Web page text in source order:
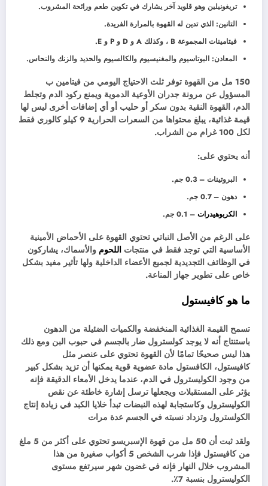
تريغونيلين وهو قلويد آخر يشارك في تكوين طعم ورائحة المشروب.
التانين: الذي تدين له القهوة بالمرارة الفريدة.
فيتامينات المجموعة B ، وكذلك A و D و P و E.
المعادن: البوتاسيوم والمغنيسيوم والكالسيوم والحديد والزنك والنحاس.
150 مل من القهوة توفر ثلث الاحتياج اليومي من فيتامين ب
المسؤول عن مرونة جدران الأوعية الدموية ويمنع ركود الدم وتجلط
الدم، القهوة النقية بدون سكر أو حليب أو أي إضافات أخرى ليس لها
قيمة غذائية، يبلغ محتواها من السعرات الحرارية 9 كيلو كالوري فقط
لكل 100 غرام من الشراب.
أنه يحتوي على:
البروتينات – 0.3 جم.
دهون – 0.7 جم.
الكربوهيدرات – 0.1 جم.
على الرغم من الأصل النباتي تحتوي القهوة على الأحماض الأمينية
الأساسية التي توجد فقط في منتجات اللحوم والأسماك، يشاركون
في الوظائف التجديدية لجميع الأعضاء الداخلية ولها تأثير مفيد بشكل
خاص على تطوير جهاز المناعة.
ما هو كافيستول
تسمح القيمة الغذائية المنخفضة والكميات الضئيلة من الدهون
باستنتاج أنه لا يوجد كولسترول ضار بالجسم في حبوب البن ومع ذلك
هذا ليس صحيحًا تمامًا لأن القهوة تحتوي على عنصر مثل
كافيستول، الكافستول مادة عضوية قوية يمكنها أن تزيد بشكل كبير
من وجود الكوليسترول في الدم، عندما يدخل الأمعاء الدقيقة فإنه
يؤثر على المستقبلات ويجعلها ترسل إشارة خاطئة عن نقص
الكوليسترول وكاستجابة لهذه النبضات تبدأ خلايا الكبد في زيادة إنتاج
الكولسترول وتزداد نسبته في الجسم عدة مرات
ولقد ثبت أن 50 مل من قهوة الإسبريسو تحتوي على أكثر من 5 ملغ
من كافيستول فإذا شرب الشخص 5 أكواب صغيرة من هذا
المشروب خلال النهار فإنه في غضون شهر سيرتفع مستوى
الكوليسترول بنسبة 7٪.